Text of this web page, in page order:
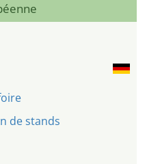
de stands